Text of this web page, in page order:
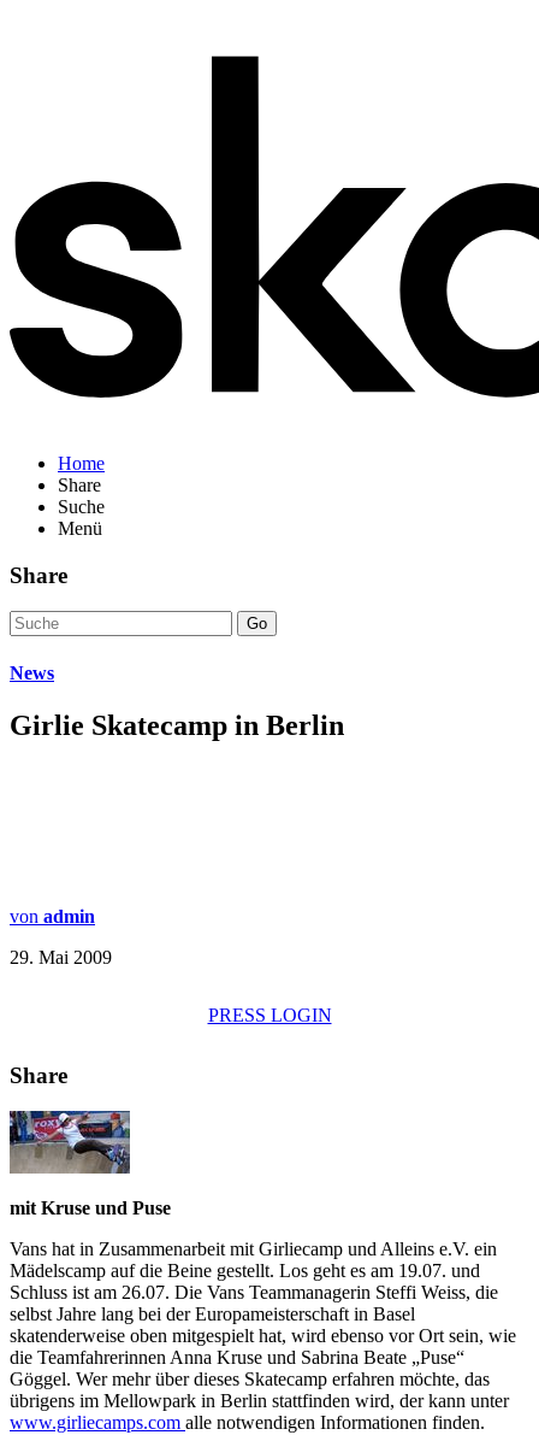
Home
Share
Suche
Menü
Share
Go
News
Girlie Skatecamp in Berlin
von admin
29. Mai 2009
PRESS LOGIN
Share
mit Kruse und Puse
Vans hat in Zusammenarbeit mit Girliecamp und Alleins e.V. ein
Mädelscamp auf die Beine gestellt. Los geht es am 19.07. und
Schluss ist am 26.07. Die Vans Teammanagerin Steffi Weiss, die
selbst Jahre lang bei der Europameisterschaft in Basel
skatenderweise oben mitgespielt hat, wird ebenso vor Ort sein, wie
die Teamfahrerinnen Anna Kruse und Sabrina Beate „Puse“
Göggel. Wer mehr über dieses Skatecamp erfahren möchte, das
übrigens im Mellowpark in Berlin stattfinden wird, der kann unter
www.girliecamps.com alle notwendigen Informationen finden.